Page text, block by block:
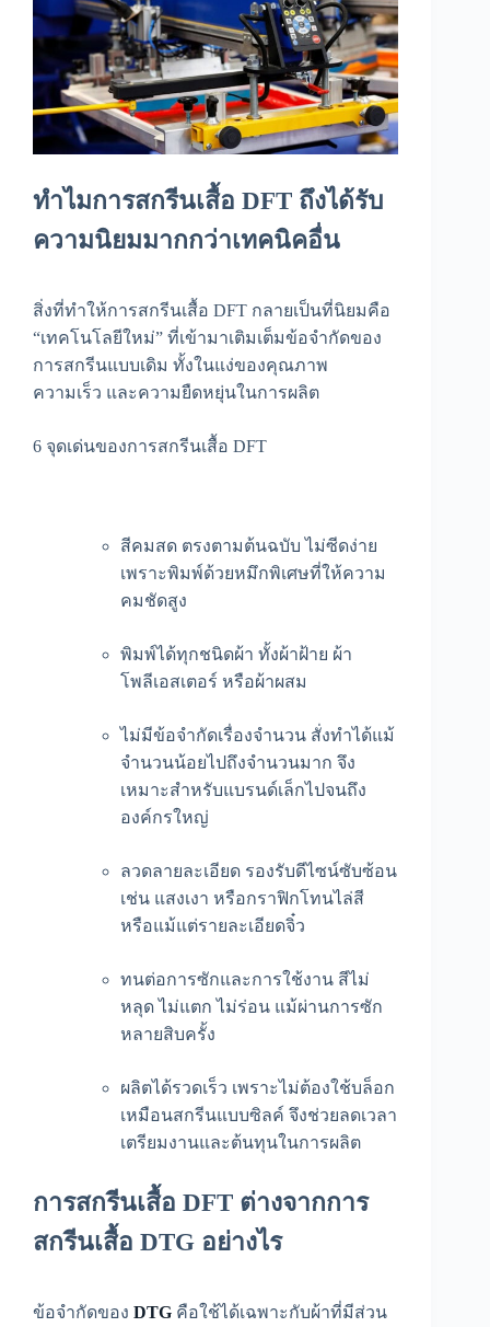
ทำไมการสกรีนเสื้อ DFT ถึงได้รับ
ความนิยมมากกว่าเทคนิคอื่น
สิ่งที่ทำให้การสกรีนเสื้อ DFT กลายเป็นที่นิยมคือ
“เทคโนโลยีใหม่” ที่เข้ามาเติมเต็มข้อจำกัดของ
การสกรีนแบบเดิม ทั้งในแง่ของคุณภาพ
ความเร็ว และความยืดหยุ่นในการผลิต
6 จุดเด่นของการสกรีนเสื้อ DFT
สีคมสด ตรงตามต้นฉบับ ไม่ซีดง่าย
เพราะพิมพ์ด้วยหมึกพิเศษที่ให้ความ
คมชัดสูง
พิมพ์ได้ทุกชนิดผ้า ทั้งผ้าฝ้าย ผ้า
โพลีเอสเตอร์ หรือผ้าผสม
ไม่มีข้อจำกัดเรื่องจำนวน สั่งทำได้แม้
จำนวนน้อยไปถึงจำนวนมาก จึง
เหมาะสำหรับแบรนด์เล็กไปจนถึง
องค์กรใหญ่
ลวดลายละเอียด รองรับดีไซน์ซับซ้อน
เช่น แสงเงา หรือกราฟิกโทนไล่สี
หรือแม้แต่รายละเอียดจิ๋ว
ทนต่อการซักและการใช้งาน สีไม่
หลุด ไม่แตก ไม่ร่อน แม้ผ่านการซัก
หลายสิบครั้ง
ผลิตได้รวดเร็ว เพราะไม่ต้องใช้บล็อก
เหมือนสกรีนแบบซิลค์ จึงช่วยลดเวลา
เตรียมงานและต้นทุนในการผลิต
การสกรีนเสื้อ DFT ต่างจากการ
สกรีนเสื้อ DTG อย่างไร
ข้อจำกัดของ DTG คือใช้ได้เฉพาะกับผ้าที่มีส่วน